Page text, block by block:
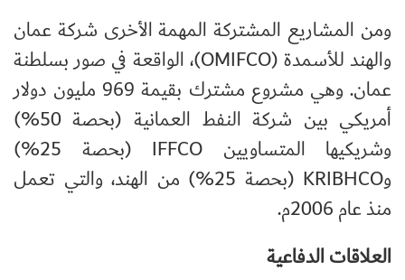
ومن المشاريع المشتركة المهمة الأخرى شركة عمان
والهند للأسمدة (OMIFCO)، الواقعة في صور بسلطنة
عمان. وهي مشروع مشترك بقيمة 969 مليون دولار
أمريكي بين شركة النفط العمانية (بحصة 50%)
وشريكيها المتساويين IFFCO (بحصة 25%)
وKRIBHCO (بحصة 25%) من الهند، والتي تعمل
منذ عام 2006م.
العلاقات الدفاعية